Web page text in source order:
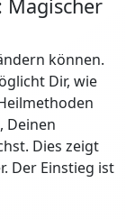
Magischer
können.
Dir, wie
Deinen
Dies zeigt
Der Einstieg ist